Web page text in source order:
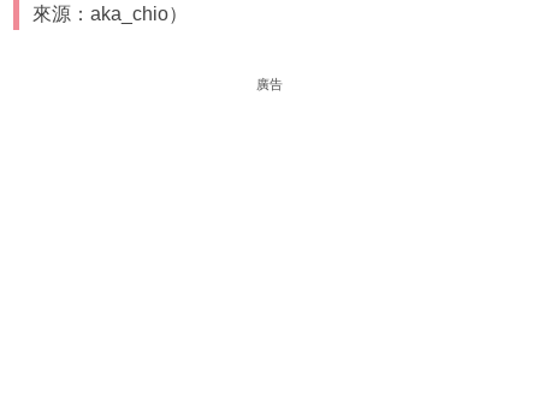
來源：aka_chio）
廣告